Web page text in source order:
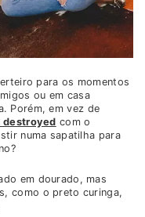
para os momentos
ou em casa
Porém, em vez de
destroyed com o
numa sapatilha para
em dourado, mas
como o preto curinga,